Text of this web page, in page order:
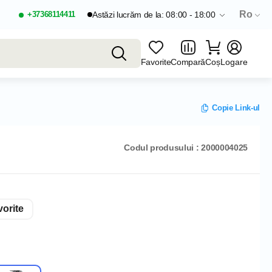
+37368114411 Astăzi lucrăm de la: 08:00 - 18:00 Ro
FavoriteComparăCoșLogare
Copie Link-ul
Codul produsului : 2000004025